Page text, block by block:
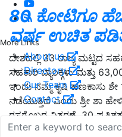
More Links
About us
Directory
Our Team
Contact
80 ಕೋಟಿಗೂ
ವರ್ಷ ಉಚಿತ
ದೇಶದಲ್ಲಿ 33 ರಾಜ್ಯ ಮಟ್ಟದ
ಸಹಕಾರಿ ಬ್ಯಾಂಕ್ಗಳು ಮತ್ತು
ಇಂದು ನಮ್ಮ ಕೃಷಿ ಹಣಕಾಸು
ನಡೆಯುತ್ತಿದೆ ಎಂದು ಶ್ರೀ ಶಾ
ರಸಗೊಬ್ಬರ ವಿತರಣೆ, 30
ಸಕ್ಕರೆ ಉತ್ಪಾದನೆ, 13 ಪ್ರತಿಶತ